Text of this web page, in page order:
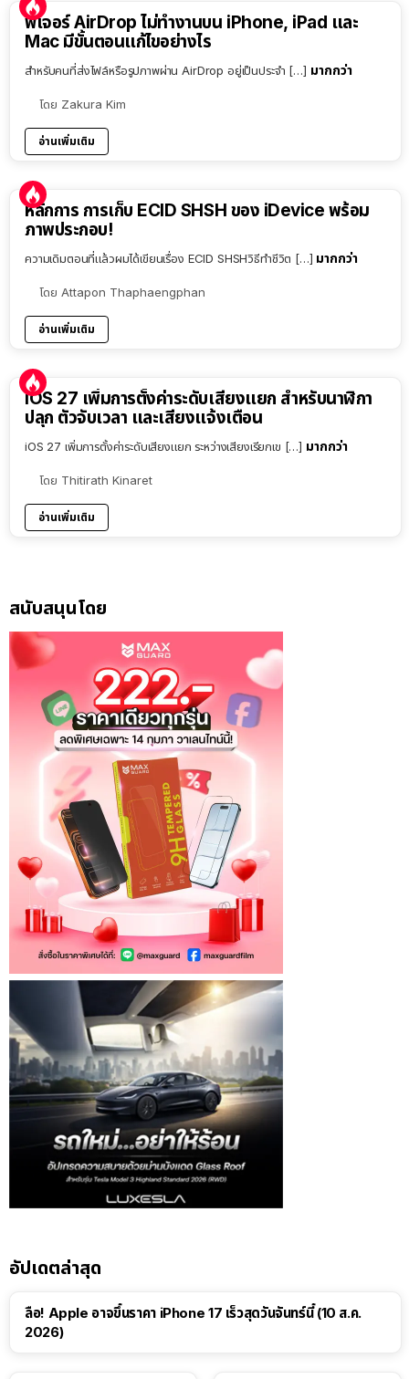
ฟีเจอร์ AirDrop ไม่ทำงานบน iPhone, iPad และ
Mac มีขั้นตอนแก้ไขอย่างไร
สำหรับคนที่ส่งไฟล์หรือรูปภาพผ่าน AirDrop อยู่เป็นประจำ […] มากกว่า
โดย Zakura Kim
อ่านเพิ่มเติม
หลักการ การเก็บ ECID SHSH ของ iDevice พร้อม
ภาพประกอบ!
ความเดิมตอนที่แล้วผมได้เขียนเรื่อง ECID SHSHวิธีทำชีวิต […] มากกว่า
โดย Attapon Thaphaengphan
อ่านเพิ่มเติม
iOS 27 เพิ่มการตั้งค่าระดับเสียงแยก สำหรับนาฬิกา
ปลุก ตัวจับเวลา และเสียงแจ้งเตือน
iOS 27 เพิ่มการตั้งค่าระดับเสียงแยก ระหว่างเสียงเรียกเข […] มากกว่า
โดย Thitirath Kinaret
อ่านเพิ่มเติม
สนับสนุนโดย
อัปเดตล่าสุด
ลือ! Apple อาจขึ้นราคา iPhone 17 เร็วสุดวันจันทร์นี้ (10 ส.ค.
2026)